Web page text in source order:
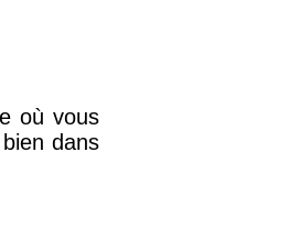
où vous
dans